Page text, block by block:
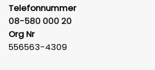
Telefonnummer
08-580 000 20
Org Nr
556563-4309